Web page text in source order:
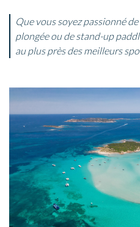
Que vous soyez passionné
plongée ou de stand-up
au plus près des meilleurs